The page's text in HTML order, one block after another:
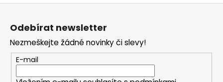
Z
Odebírat newsletter
Nezmeškejte žádné novinky či slevy!
E-mail